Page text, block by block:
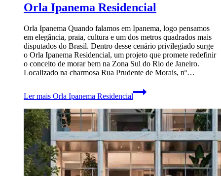
Orla Ipanema Residencial
Orla Ipanema Quando falamos em Ipanema, logo pensamos
em elegância, praia, cultura e um dos metros quadrados mais
disputados do Brasil. Dentro desse cenário privilegiado surge
o Orla Ipanema Residencial, um projeto que promete redefinir
o conceito de morar bem na Zona Sul do Rio de Janeiro.
Localizado na charmosa Rua Prudente de Morais, nº…
Ler mais Orla Ipanema Residencial